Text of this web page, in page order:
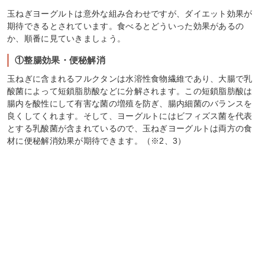
玉ねぎヨーグルトは意外な組み合わせですが、ダイエット効果が
期待できるとされています。食べるとどういった効果があるの
か、順番に見ていきましょう。
①整腸効果・便秘解消
玉ねぎに含まれるフルクタンは水溶性食物繊維であり、大腸で乳
酸菌によって短鎖脂肪酸などに分解されます。この短鎖脂肪酸は
腸内を酸性にして有害な菌の増殖を防ぎ、腸内細菌のバランスを
良くしてくれます。そして、ヨーグルトにはビフィズス菌を代表
とする乳酸菌が含まれているので、玉ねぎヨーグルトは両方の食
材に便秘解消効果が期待できます。（※2、3）